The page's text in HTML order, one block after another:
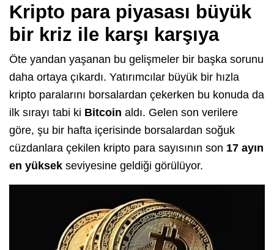
Kripto para piyasası büyük
bir kriz ile karşı karşıya
Öte yandan yaşanan bu gelişmeler bir başka sorunu
daha ortaya çıkardı. Yatırımcılar büyük bir hızla
kripto paralarını borsalardan çekerken bu konuda da
ilk sırayı tabi ki Bitcoin aldı. Gelen son verilere
göre, şu bir hafta içerisinde borsalardan soğuk
cüzdanlara çekilen kripto para sayısının son 17 ayın
en yüksek seviyesine geldiği görülüyor.